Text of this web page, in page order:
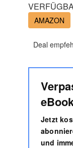
AMAZON
Deal
Jetzt
und